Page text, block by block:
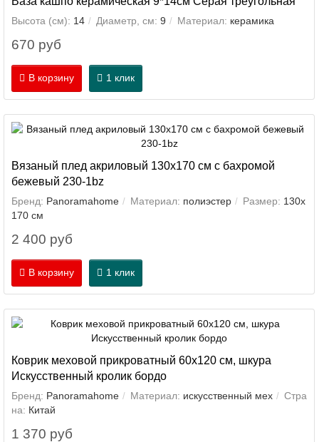
Высота (см): 14 Диаметр, см: 9 Материал: керамика
670 руб
В корзину 1 клик
Вязаный плед акриловый 130х170 см с бахромой
бежевый 230-1bz
Бренд: Panoramahome Материал: полиэстер Размер: 130х
170 см
2 400 руб
В корзину 1 клик
Коврик меховой прикроватный 60х120 см, шкура
Искусственный кролик бордо
Бренд: Panoramahome Материал: искусственный мех
Стра
на: Китай
1 370 руб